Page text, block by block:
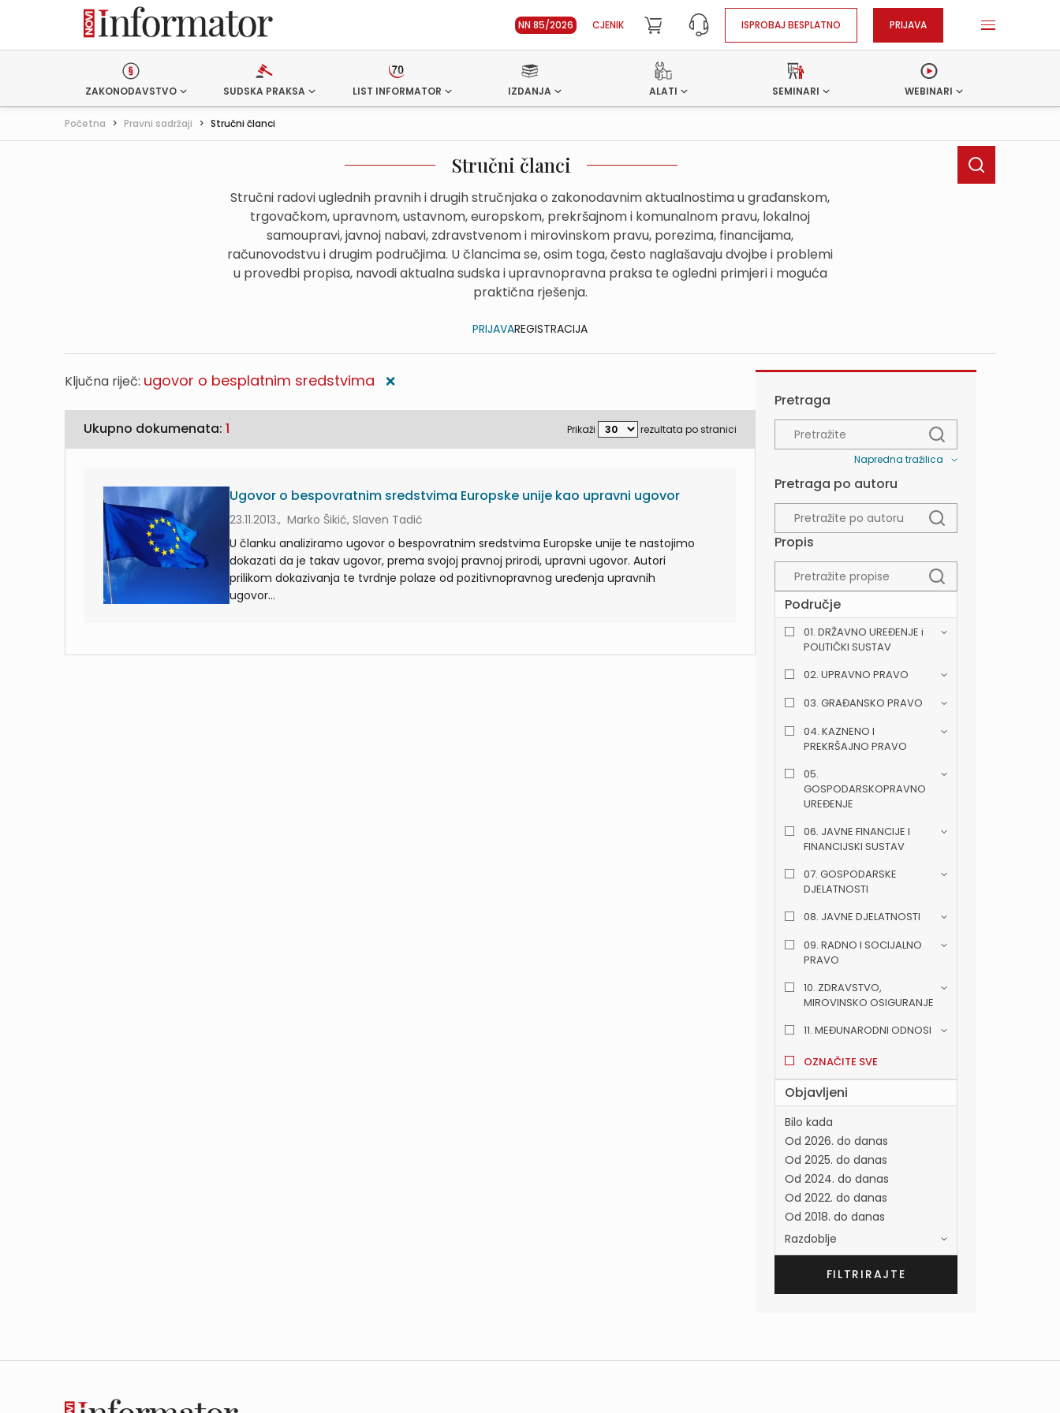
NN 85/2026 CJENIK ISPROBAJ BESPLATNO PRIJAVA
ZAKONODAVSTVO SUDSKA PRAKSA LIST INFORMATOR IZDANJA ALATI SEMINARI WEBINARI
Početna > Pravni sadržaji > Stručni članci
Stručni članci
Stručni radovi uglednih pravnih i drugih stručnjaka o zakonodavnim aktualnostima u građanskom,
trgovačkom, upravnom, ustavnom, europskom, prekršajnom i komunalnom pravu, lokalnoj
samoupravi, javnoj nabavi, zdravstvenom i mirovinskom pravu, porezima, financijama,
računovodstvu i drugim područjima. U člancima se, osim toga, često naglašavaju dvojbe i problemi
u provedbi propisa, navodi aktualna sudska i upravnopravna praksa te ogledni primjeri i moguća
praktična rješenja.
PRIJAVAREGISTRACIJA
Ključna riječ: ugovor o besplatnim sredstvima ❌
Ukupno dokumenata: 1 Prikaži rezultata po stranici
Ugovor o bespovratnim sredstvima Europske unije kao upravni ugovor
23.11.2013., Marko Šikić, Slaven Tadić
U članku analiziramo ugovor o bespovratnim sredstvima Europske unije te nastojimo
dokazati da je takav ugovor, prema svojoj pravnoj prirodi, upravni ugovor. Autori
prilikom dokazivanja te tvrdnje polaze od pozitivnopravnog uređenja upravnih
ugovor...
Pretraga
Napredna tražilica
Pretraga po autoru
Propis
Područje
01. DRŽAVNO UREĐENJE i
POLITIČKI SUSTAV
02. UPRAVNO PRAVO
03. GRAĐANSKO PRAVO
04. KAZNENO I
PREKRŠAJNO PRAVO
05.
GOSPODARSKOPRAVNO
UREĐENJE
06. JAVNE FINANCIJE I
FINANCIJSKI SUSTAV
07. GOSPODARSKE
DJELATNOSTI
08. JAVNE DJELATNOSTI
09. RADNO I SOCIJALNO
PRAVO
10. ZDRAVSTVO,
MIROVINSKO OSIGURANJE
11. MEĐUNARODNI ODNOSI
OZNAČITE SVE
Objavljeni
Bilo kada
Od 2026. do danas
Od 2025. do danas
Od 2024. do danas
Od 2022. do danas
Od 2018. do danas
Razdoblje